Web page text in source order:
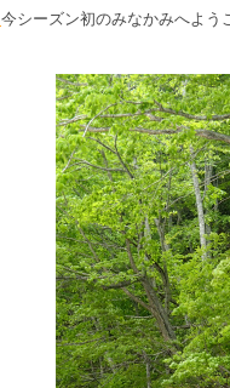
今シーズン初のみなかみへよ